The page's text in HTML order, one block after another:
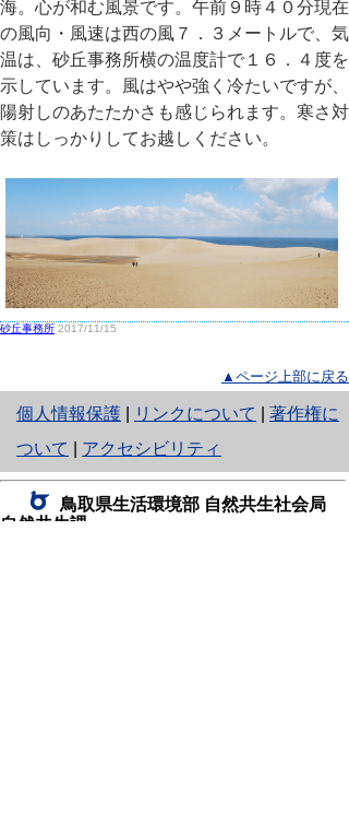
海。心が和む風景です。午前９時４０分現在
の風向・風速は西の風７．３メートルで、気
温は、砂丘事務所横の温度計で１６．４度を
示しています。風はやや強く冷たいですが、
陽射しのあたたかさも感じられます。寒さ対
策はしっかりしてお越しください。
砂丘事務所 2017/11/15
▲ページ上部に戻る
個人情報保護
と
り
ネ
ッ
リンクについて
著作権に
ついて
アクセシビリティ
鳥取県生活環境部 自然共生社会局
自然共生課